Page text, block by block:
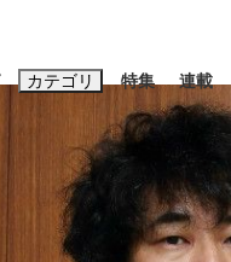
カテゴリ 特集 連載
のキーワードタグ一覧